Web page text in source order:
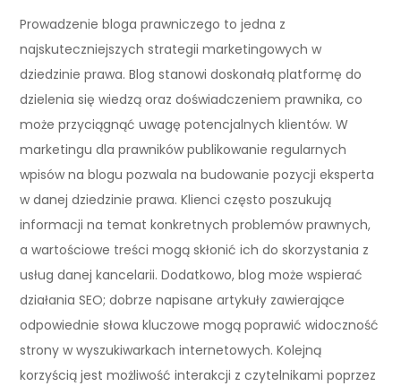
Prowadzenie bloga prawniczego to jedna z
najskuteczniejszych strategii marketingowych w
dziedzinie prawa. Blog stanowi doskonałą platformę do
dzielenia się wiedzą oraz doświadczeniem prawnika, co
może przyciągnąć uwagę potencjalnych klientów. W
marketingu dla prawników publikowanie regularnych
wpisów na blogu pozwala na budowanie pozycji eksperta
w danej dziedzinie prawa. Klienci często poszukują
informacji na temat konkretnych problemów prawnych,
a wartościowe treści mogą skłonić ich do skorzystania z
usług danej kancelarii. Dodatkowo, blog może wspierać
działania SEO; dobrze napisane artykuły zawierające
odpowiednie słowa kluczowe mogą poprawić widoczność
strony w wyszukiwarkach internetowych. Kolejną
korzyścią jest możliwość interakcji z czytelnikami poprzez